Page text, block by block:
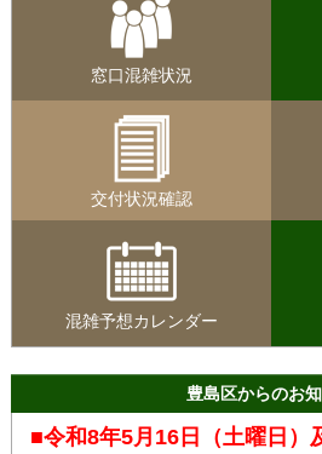
リアルタイム
混雑予想カレンダー
窓口混雑状況
交付状況確認
混雑予想カレンダー
豊島区からのお
■令和8年5月16日（土曜日）